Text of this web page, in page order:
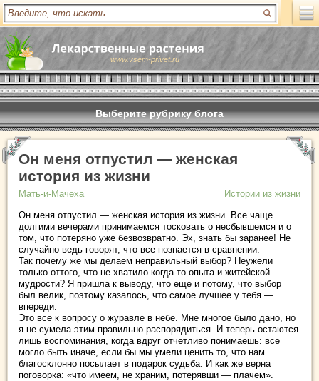
www.vsem-privet.ru
Выберите рубрику блога
Он меня отпустил — женская
история из жизни
Мать-и-Мачеха
Истории из жизни
Он меня отпустил — женская история из жизни. Все чаще
долгими вечерами принимаемся тосковать о несбывшемся и о
том, что потеряно уже безвозвратно. Эх, знать бы заранее! Не
случайно ведь говорят, что все познается в сравнении.
Так почему же мы делаем неправильный выбор? Неужели
только оттого, что не хватило когда-то опыта и житейской
мудрости? Я пришла к выводу, что еще и потому, что выбор
был велик, поэтому казалось, что самое лучшее у тебя —
впереди.
Это все к вопросу о журавле в небе. Мне многое было дано, но
я не сумела этим правильно распорядиться. И теперь остаются
лишь воспоминания, когда вдруг отчетливо понимаешь: все
могло быть иначе, если бы мы умели ценить то, что нам
благосклонно посылает в подарок судьба. И как же верна
поговорка: «что имеем, не храним, потерявши — плачем».